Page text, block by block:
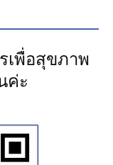
เพื่อสุขภาพ
ค่ะ